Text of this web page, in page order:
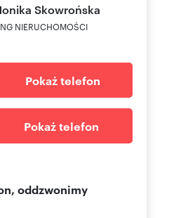
Skowrońska
NIERUCHOMOŚCI
Pokaż telefon
Pokaż telefon
oddzwonimy